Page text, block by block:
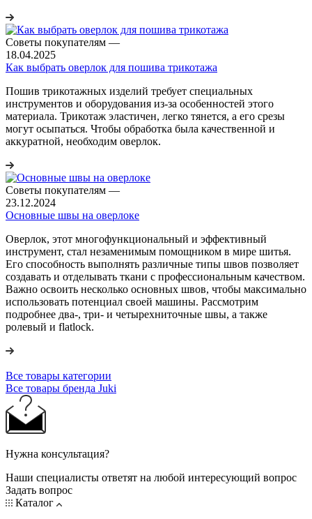
Советы покупателям —
18.04.2025
Как выбрать оверлок для пошива трикотажа
Пошив трикотажных изделий требует специальных
инструментов и оборудования из-за особенностей этого
материала. Трикотаж эластичен, легко тянется, а его срезы
могут осыпаться. Чтобы обработка была качественной и
аккуратной, необходим оверлок.
Советы покупателям —
23.12.2024
Основные швы на оверлоке
Оверлок, этот многофункциональный и эффективный
инструмент, стал незаменимым помощником в мире шитья.
Его способность выполнять различные типы швов позволяет
создавать и отделывать ткани с профессиональным качеством.
Важно освоить несколько основных швов, чтобы максимально
использовать потенциал своей машины. Рассмотрим
подробнее два-, три- и четырехниточные швы, а также
ролевый и flatlock.
Все товары категории
Все товары бренда Juki
Нужна консультация?
Наши специалисты ответят на любой интересующий вопрос
Задать вопрос
Каталог